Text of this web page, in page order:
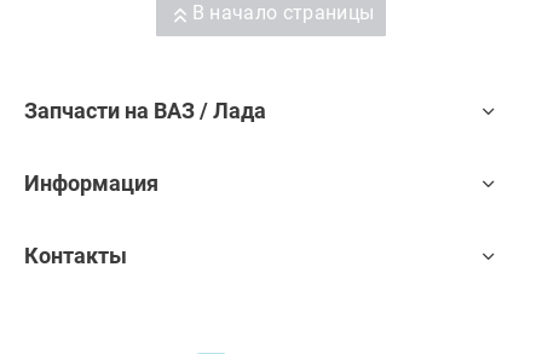
В начало страницы
Запчасти на ВАЗ / Лада
Информация
Контакты